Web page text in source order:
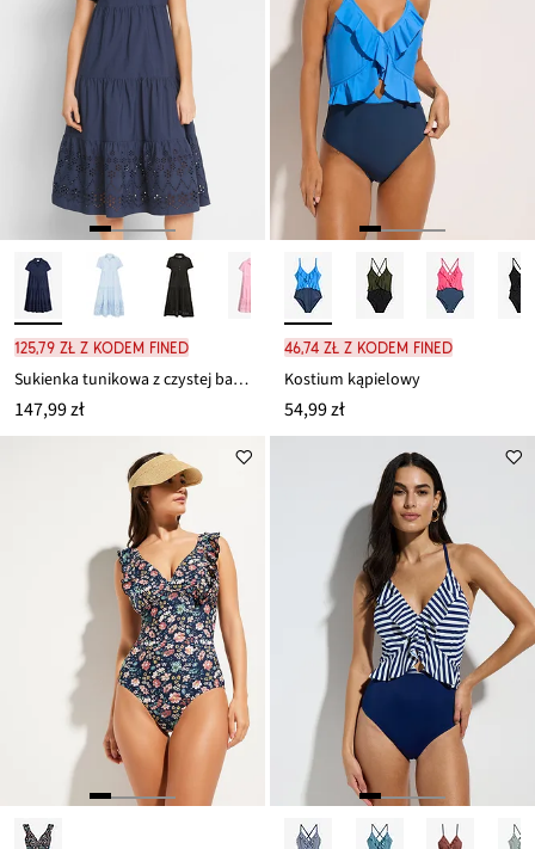
125,79 zł z kodem FINED
Sukienka tunikowa z czystej bawełny z ażurowym haftem
147,99 zł
46,74 zł z kodem FINED
Kostium kąpielowy
54,99 zł